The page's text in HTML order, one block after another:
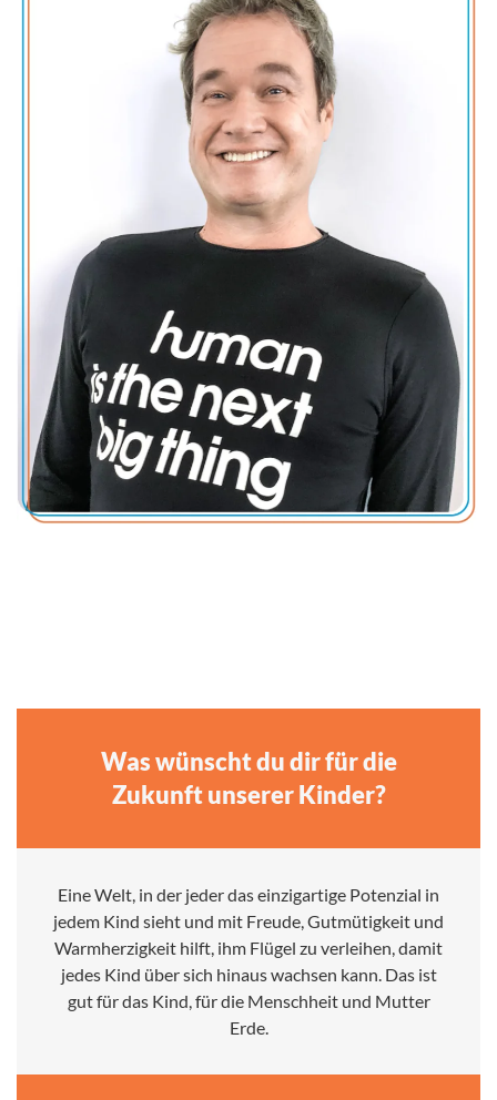
Was wünscht du dir für die
Zukunft unserer Kinder?
Eine Welt, in der jeder das einzigartige Potenzial in
jedem Kind sieht und mit Freude, Gutmütigkeit und
Warmherzigkeit hilft, ihm Flügel zu verleihen, damit
jedes Kind über sich hinaus wachsen kann. Das ist
gut für das Kind, für die Menschheit und Mutter
Erde.